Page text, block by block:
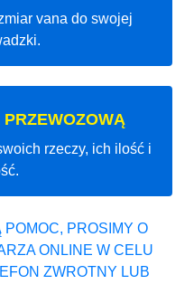
vana do swojej
rzeczy, ich ilość i
PROSIMY O
ONLINE W CELU
ZWROTNY LUB